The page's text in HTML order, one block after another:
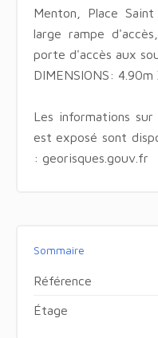
Menton, Place
large rampe
porte d'accès aux
DIMENSIONS: 4.90m
Les informations
est exposé sont
: georisques.gouv.fr
Sommaire
Référence
Étage